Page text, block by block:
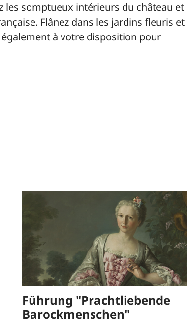
les somptueux intérieurs du château et
Flânez dans les jardins fleuris et
à votre disposition pour
Führung "Prachtliebende
Barockmenschen"